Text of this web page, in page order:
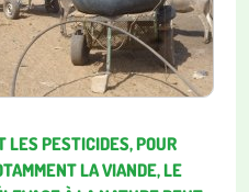
LES PESTICIDES, POUR
LA VIANDE, LE